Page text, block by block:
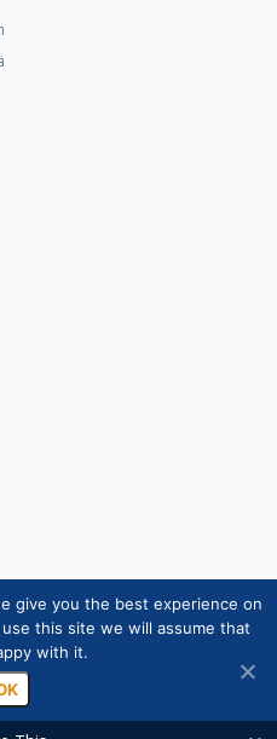
ry 2026 |
| Henkilötietojen
give you the best experience on
this site we will assume that
with it.